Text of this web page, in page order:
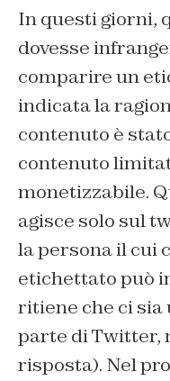
In questi giorni,
dovesse
comparire un
indicata la
contenuto è
contenuto
monetizzabile.
agisce solo sul
la persona il cui
etichettato può
ritiene che ci sia
parte di Twitter,
risposta). Nel